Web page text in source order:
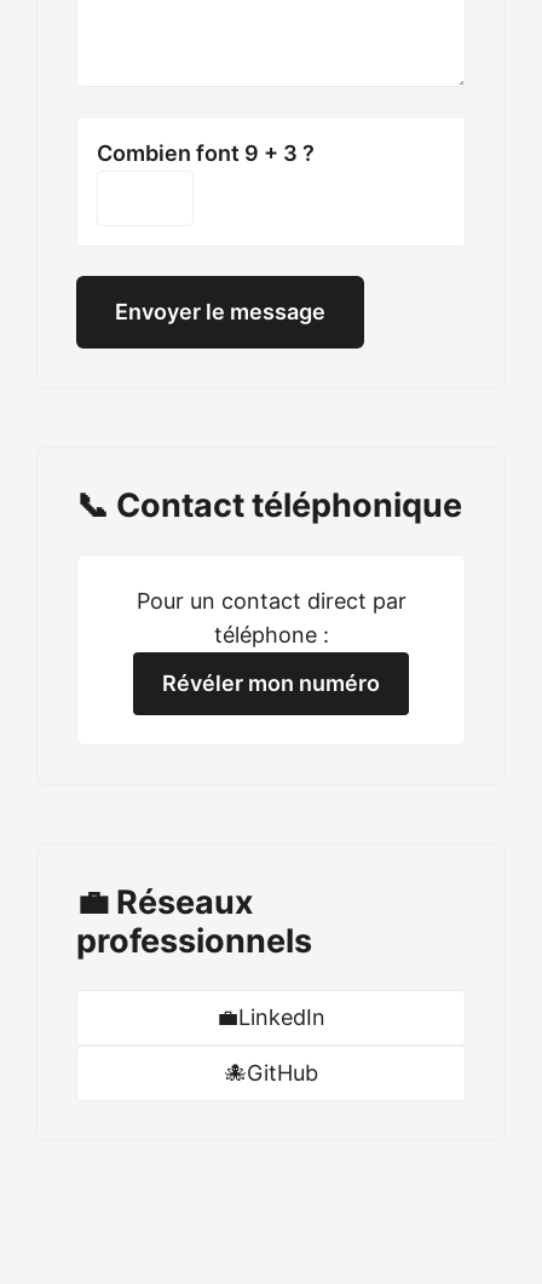
Combien font 9 + 3 ?
Envoyer le message
📞 Contact téléphonique
Pour un contact direct par
téléphone :
Révéler mon numéro
💼 Réseaux
professionnels
💼LinkedIn
🐙GitHub